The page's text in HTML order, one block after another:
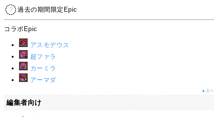
過去の期間限定Epic
コラボEpic
アスモデウス
超ファラ
カーミラ
アーマダ
▲上へ
編集者向け